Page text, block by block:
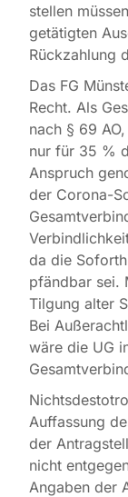
stellen
getätigten
Rückzahlung
Das FG
Recht. Als
nach § 69
nur für 35 %
Anspruch
der Corona-
da die
pfändbar sei.
Tilgung alter
Bei
wäre die UG
Auffassung
der
nicht
Angaben der